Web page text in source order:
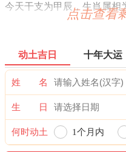
今天干支为甲辰，生肖属相
0时-1时 甲子时：沖马 煞
宜：祈福 订婚 嫁娶 安床 移
忌：修造 动土
1时-3时 乙丑时： 沖羊 煞
宜：修造 盖屋 移徙 作灶 安
点击查看
动土吉日 十年大运
姓 名
生 日
何时动土 1个月内